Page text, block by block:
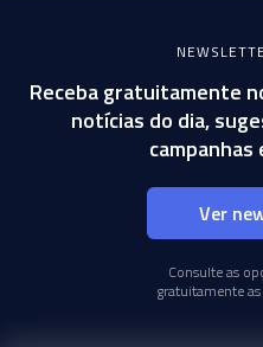
Receba gratuitamente
notícias do dia,
campanhas
Ver
Consulte as
gratuitamente